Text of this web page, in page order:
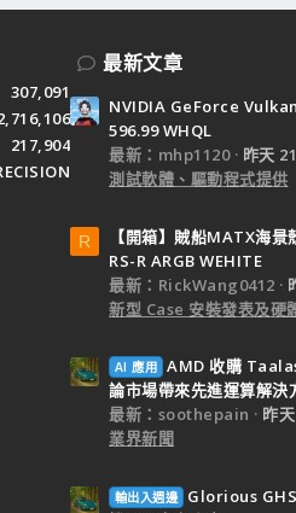
307,091
217,904
最新文章
NVIDIA GeForce
596.99 WHQL
最新：mhp1120
昨天
測試軟體、驅動程式提供
R
【開箱】賊船MATX海
RS-R ARGB WEHITE
最新：RickWang0412
新型 Case 安裝發表及硬
AI 應用 AMD 收購
論市場帶來先進運算解決
最新：soothepain
昨
業界新聞
輸出入週邊
Glorious